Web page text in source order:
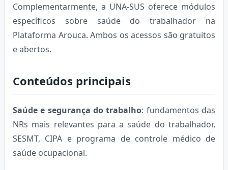
Complementarmente, a UNA-SUS oferece módulos
específicos sobre saúde do trabalhador na
Plataforma Arouca. Ambos os acessos são gratuitos
e abertos.
Conteúdos principais
Saúde e segurança do trabalho: fundamentos das
NRs mais relevantes para a saúde do trabalhador,
SESMT, CIPA e programa de controle médico de
saúde ocupacional.